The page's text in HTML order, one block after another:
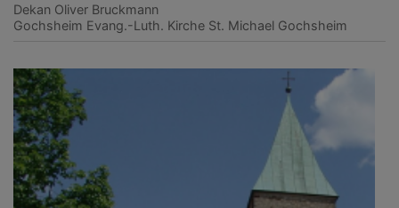
Dekan Oliver Bruckmann
Gochsheim Evang.-Luth. Kirche St. Michael Gochsheim